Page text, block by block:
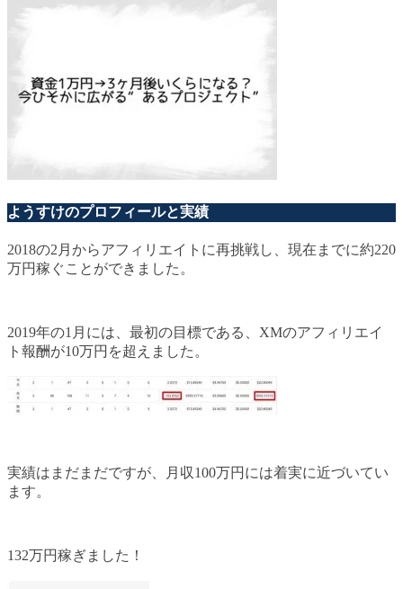
ようすけのプロフィールと実績
2018の2月からアフィリエイトに再挑戦し、現在までに約220
万円稼ぐことができました。
2019年の1月には、最初の目標である、XMのアフィリエイ
ト報酬が10万円を超えました。
実績はまだまだですが、月収100万円には着実に近づいてい
ます。
132万円稼ぎました！